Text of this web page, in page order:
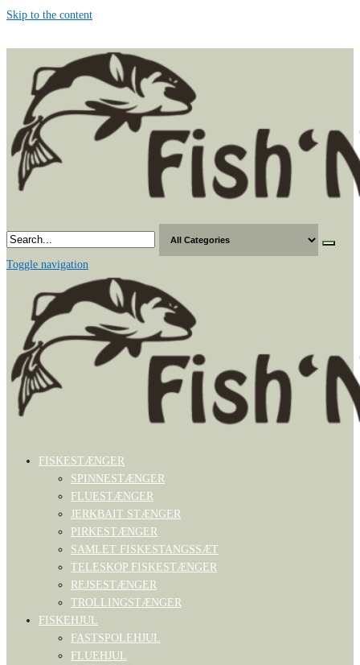
Skip to the content
Toggle navigation
FISKESTÆNGER
SPINNESTÆNGER
FLUESTÆNGER
JERKBAIT STÆNGER
PIRKESTÆNGER
SAMLET FISKESTANGSSÆT
TELESKOP FISKESTÆNGER
REJSESTÆNGER
TROLLINGSTÆNGER
FISKEHJUL
FASTSPOLEHJUL
FLUEHJUL